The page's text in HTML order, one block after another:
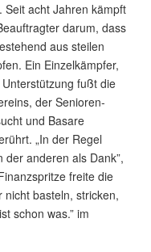
Seit acht Jahren kämpft
darum, dass
aus steilen
Ein Einzelkämpfer,
fußt die
der Senioren-
und Basare
„In der Regel
anderen als Dank”,
freite die
nicht basteln, stricken,
schon was.” im